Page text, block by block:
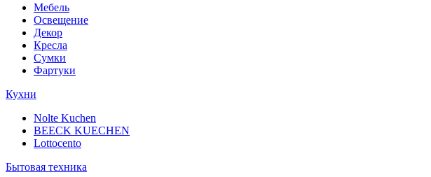
Мебель
Освещение
Декор
Кресла
Сумки
Фартуки
Кухни
Nolte Kuchen
BEECK KUECHEN
Lottocento
Бытовая техника